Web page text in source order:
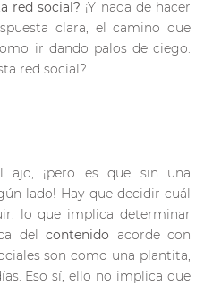
red social? ¡Y nada de hacer
clara, el camino que
ir dando palos de ciego.
red social?
ajo, ¡pero es que sin una
lado! Hay que decidir cuál
lo que implica determinar
delcontenido acorde con
son como una plantita,
Eso sí, ello no implica que